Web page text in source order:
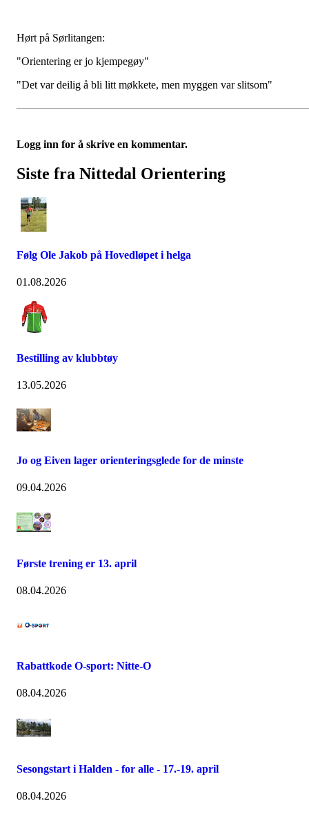
Hørt på Sørlitangen:
"Orientering er jo kjempegøy"
"Det var deilig å bli litt møkkete, men myggen var slitsom"
Logg inn for å skrive en kommentar.
Siste fra Nittedal Orientering
Følg Ole Jakob på Hovedløpet i helga
01.08.2026
Bestilling av klubbtøy
13.05.2026
Jo og Eiven lager orienteringsglede for de minste
09.04.2026
Første trening er 13. april
08.04.2026
Rabattkode O-sport: Nitte-O
08.04.2026
Sesongstart i Halden - for alle - 17.-19. april
08.04.2026